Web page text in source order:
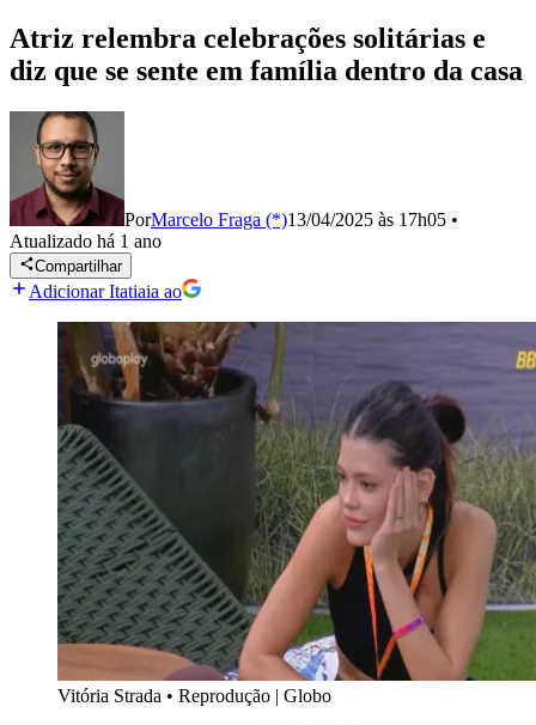
Atriz relembra celebrações solitárias e
diz que se sente em família dentro da casa
PorMarcelo Fraga (*)13/04/2025 às 17h05 •
Atualizado há 1 ano
Compartilhar
Adicionar Itatiaia ao
Vitória Strada • Reprodução | Globo